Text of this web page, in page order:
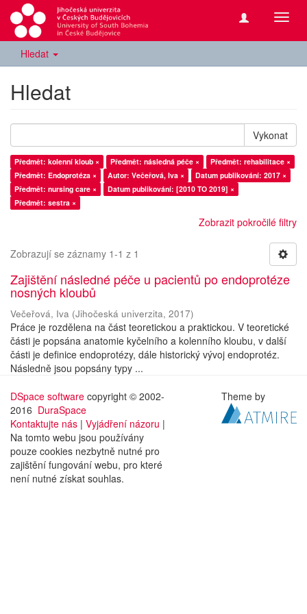
Hledat
Hledat
Vykonat
Předmět: kolenní kloub × Předmět: následná péče ×
Předmět: rehabilitace ×
Předmět: Endoprotéza ×
Autor: Večeřová, Iva ×
Datum publikování: 2017 ×
Předmět: nursing care ×
Datum publikování: [2010 TO 2019] ×
Předmět: sestra ×
Zobrazit pokročilé filtry
Zobrazují se záznamy 1-1 z 1
Zajištění následné péče u pacientů po endoprotéze
nosných kloubů
Večeřová, Iva (Jihočeská univerzita, 2017)
Práce je rozdělena na část teoretickou a praktickou. V teoretické
části je popsána anatomie kyčelního a kolenního kloubu, v další
části je definice endoprotézy, dále historický vývoj endoprotéz.
Následně jsou popsány typy ...
DSpace software copyright © 2002-
2016 DuraSpace
Kontaktujte nás | Vyjádření názoru |
Na tomto webu jsou používány
pouze cookies nezbytně nutné pro
zajištění fungování webu, pro které
není nutné získat souhlas.
Theme by